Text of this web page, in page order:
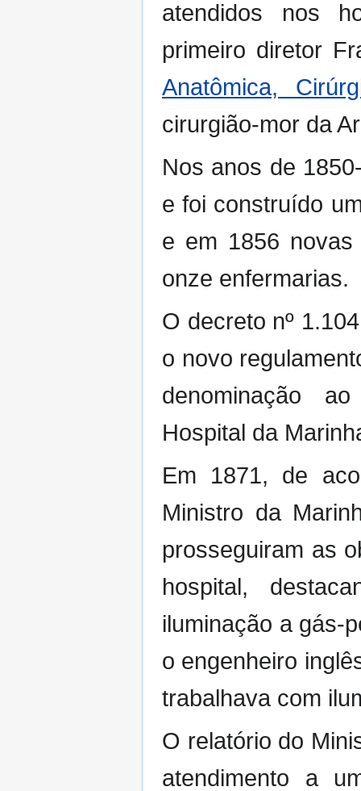
atendidos nos
primeiro diretor
Anatômica,
cirurgião-mor da
Nos anos de
e foi construído
e em 1856 novas
onze enfermarias.
O decreto nº
o novo
denominação
Hospital da
Em 1871, de
Ministro da
prosseguiram as
hospital,
iluminação a gás-
o engenheiro
trabalhava com
O relatório do
atendimento a